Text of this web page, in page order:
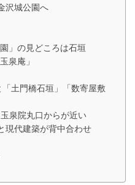
沢城公園へ
」の見どころは石垣
泉庵」
「土門橋石垣」「数寄屋敷
泉院丸口からが近い
現代建築が背中合わせ